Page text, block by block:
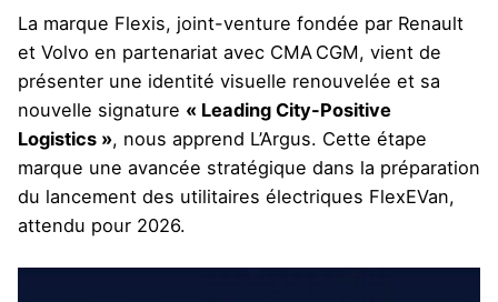
La marque Flexis, joint-venture fondée par Renault
et Volvo en partenariat avec CMA CGM, vient de
présenter une identité visuelle renouvelée et sa
nouvelle signature « Leading City-Positive
Logistics », nous apprend L’Argus. Cette étape
marque une avancée stratégique dans la préparation
du lancement des utilitaires électriques FlexEVan,
attendu pour 2026.